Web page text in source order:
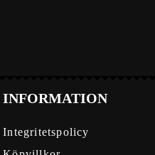
INFORMATION
Integritetspolicy